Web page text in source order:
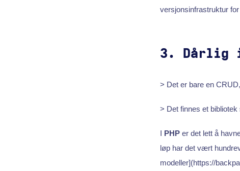
versjonsinfrastruktur
3. Dårlig
> Det er bare en
> Det finnes et
I PHPer det lett å
løp har det vært
modeller](https://